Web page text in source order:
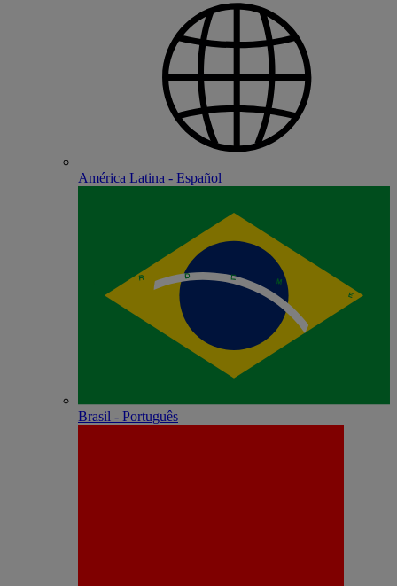
América Latina - Español
Brasil - Português